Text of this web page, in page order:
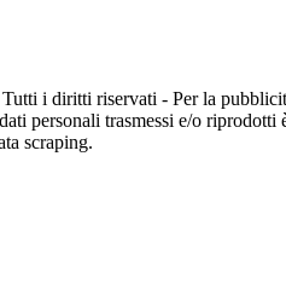
i diritti riservati - Per la
personali trasmessi e/o
scraping.